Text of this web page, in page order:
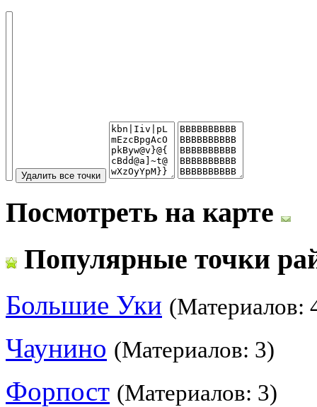
Посмотреть на карте
Популярные точки
Большие Уки (Материалов:
Чаунино (Материалов: 3)
Форпост (Материалов: 3)